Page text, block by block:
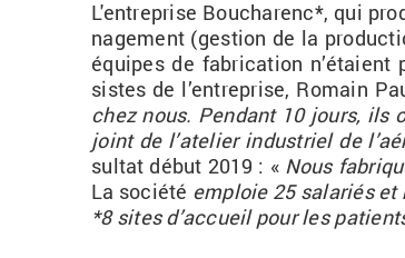
L'en­tre­prise Bou­cha­renc*, qui
na­ge­ment (ges­tion de la
équipes de fa­bri­ca­tion
sistes de l’en­tre­prise, Ro­main
chez nous. Pen­dant 10 jours, ils
joint de l’ate­lier in­dus­triel de
sul­tat début 2019 : « Nous
La so­ciété em­ploie 25 sa­la­riés et
*8 sites d’ac­cueil pour les